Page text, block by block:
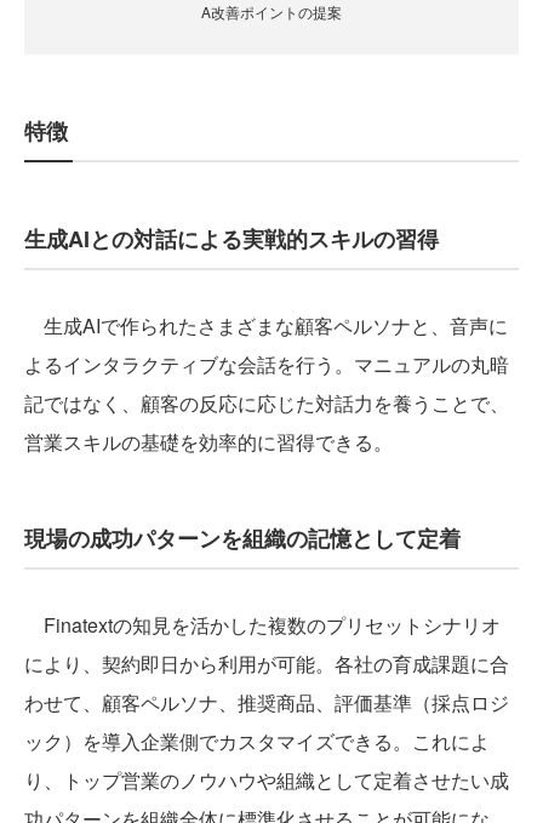
A改善ポイントの提案
特徴
生成AIとの対話による実戦的スキルの習得
生成AIで作られたさまざまな顧客ペルソナと、音声に
よるインタラクティブな会話を行う。マニュアルの丸暗
記ではなく、顧客の反応に応じた対話力を養うことで、
営業スキルの基礎を効率的に習得できる。
現場の成功パターンを組織の記憶として定着
Finatextの知見を活かした複数のプリセットシナリオ
により、契約即日から利用が可能。各社の育成課題に合
わせて、顧客ペルソナ、推奨商品、評価基準（採点ロジ
ック）を導入企業側でカスタマイズできる。これによ
り、トップ営業のノウハウや組織として定着させたい成